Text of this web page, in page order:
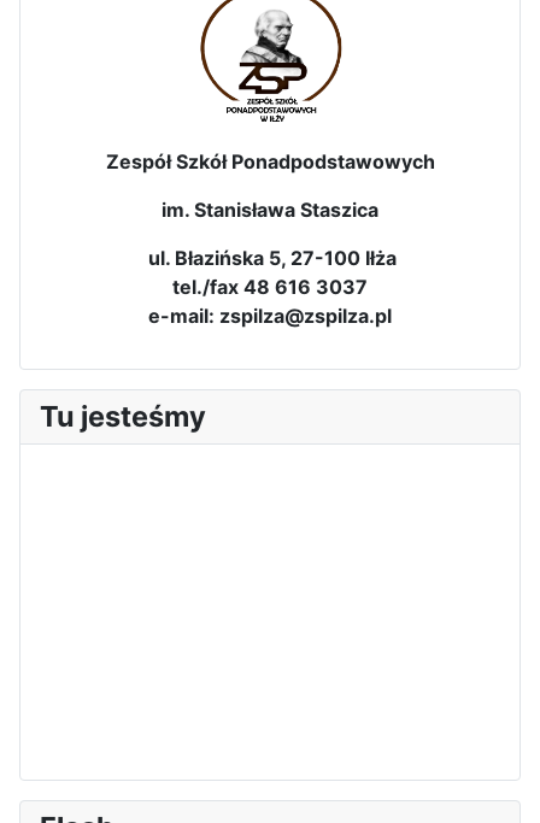
Zespół Szkół Ponadpodstawowych
im. Stanisława Staszica
ul. Błazińska 5, 27-100 Iłża
tel./fax 48 616 3037
e-mail: zspilza@zspilza.pl
Tu jesteśmy